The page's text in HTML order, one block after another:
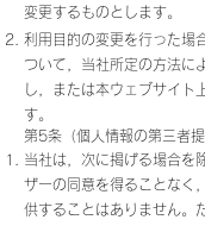
変更するものとします。
利用目的の変更を行った場
ついて，当社所定の方法に
し，または本ウェブサイト
す。
第5条（個人情報の第三者提
当社は，次に掲げる場合を
ザーの同意を得ることなく
供することはありません。